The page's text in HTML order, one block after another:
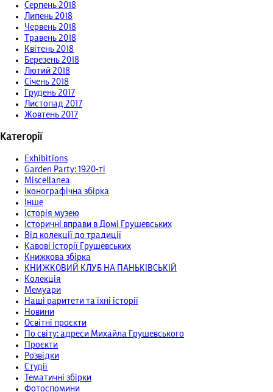
Серпень 2018
Липень 2018
Червень 2018
Травень 2018
Квітень 2018
Березень 2018
Лютий 2018
Січень 2018
Грудень 2017
Листопад 2017
Жовтень 2017
Категорії
Exhibitions
Garden Party: 1920-ті
Miscellanea
Іконографічна збірка
Інше
Історія музею
Історичні вправи в Домі Грушевських
Від колекції до традиції
Кавові історії Грушевських
Книжкова збірка
КНИЖКОВИЙ КЛУБ НА ПАНЬКІВСЬКІЙ
Колекція
Мемуари
Наші раритети та їхні історії
Новини
Освітні проєкти
По світу: адреси Михайла Грушевського
Проєкти
Розвідки
Студії
Тематичні збірки
Фотоспомини